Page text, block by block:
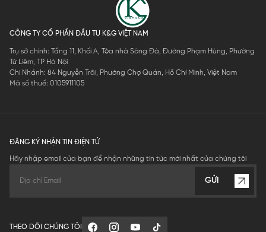
CÔNG TY CỔ PHẦN ĐẦU TƯ K&G VIỆT NAM
Trụ sở chính: Tầng 11, Khối A, Tòa nhà Sông Đà, Đường Phạm Hùng, Phường
Từ Liêm, TP Hà Nội
Chi Nhánh: 84 Nguyễn Trãi, Phường Chợ Quán, Hồ Chí Minh, Việt Nam
Mã số thuế: 0105911105
ĐĂNG KÝ NHẬN TIN ĐIỆN TỬ
Hãy nhập email của bạn để nhận những tin tức mới nhất của chúng tôi
GỬI
THEO DÕI CHÚNG TÔI